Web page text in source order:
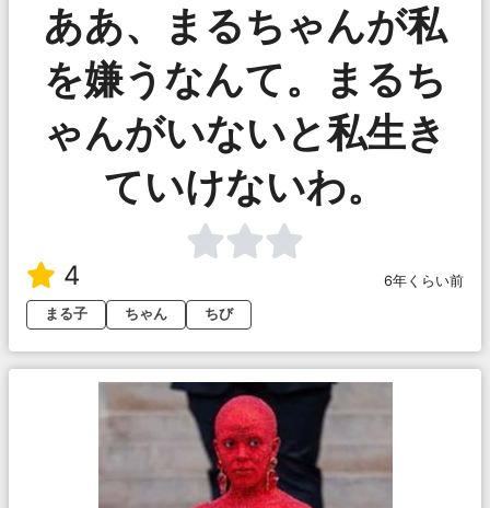
ああ、まるちゃんが私
を嫌うなんて。まるち
ゃんがいないと私生き
ていけないわ。
4
6年くらい前
まる子
ちゃん ちび